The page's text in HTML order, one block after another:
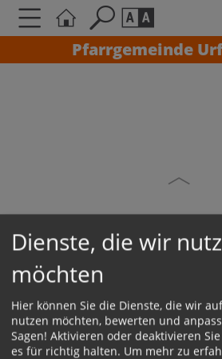
Pfarrgemeinde
A A A A A
Dienste, die wir
möchten
Hier können Sie die Dienste, die wir
nutzen möchten, bewerten und
Sagen! Aktivieren oder deaktivieren
es für richtig halten. Um mehr zu